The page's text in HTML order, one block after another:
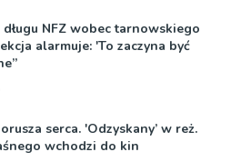
NFZ wobec tarnowskiego
alarmuje: 'To zaczyna być
serca. 'Odzyskany’ w reż.
wchodzi do kin